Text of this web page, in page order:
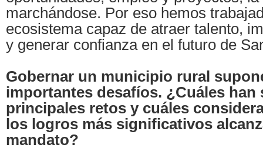
marchándose. Por eso hemos
ecosistema capaz de atraer talento,
y generar confianza en el futuro de
Gobernar un municipio rural
importantes desafíos. ¿Cuáles han
principales retos y cuáles
los logros más significativos
mandato?